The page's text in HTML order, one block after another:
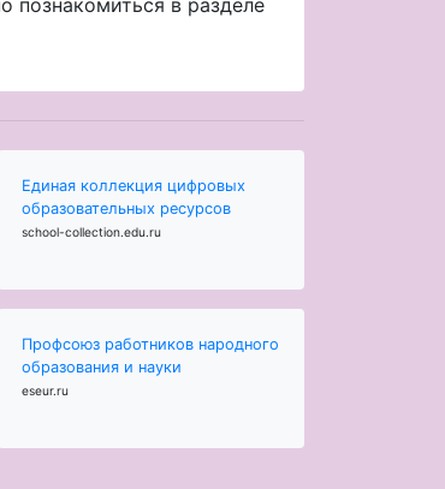
Единая коллекция цифровых
образовательных ресурсов
school-collection.edu.ru
Профсоюз работников народного
образования и науки
eseur.ru